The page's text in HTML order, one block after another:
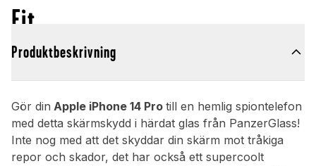
Fit
Produktbeskrivning
Gör din Apple iPhone 14 Pro till en hemlig spiontelefon
med detta skärmskydd i härdat glas från PanzerGlass!
Inte nog med att det skyddar din skärm mot tråkiga
repor och skador, det har också ett supercoolt